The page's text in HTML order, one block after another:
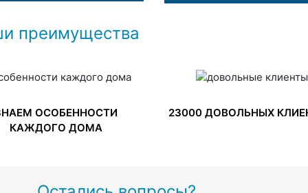
преимущества
ОСОБЕННОСТИ
КАЖДОГО ДОМА
23000 ДОВОЛЬНЫХ